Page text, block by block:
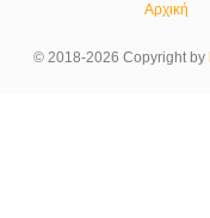
Αρχική
© 2018-2026 Copyright by